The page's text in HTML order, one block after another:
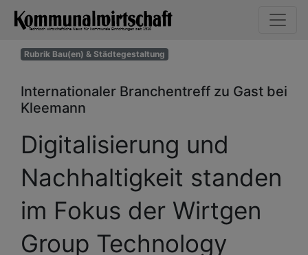
Rubrik Bau(en) & Städtegestaltung
Internationaler Branchentreff zu Gast bei
Kleemann
Digitalisierung und
Nachhaltigkeit standen
im Fokus der Wirtgen
Group Technology